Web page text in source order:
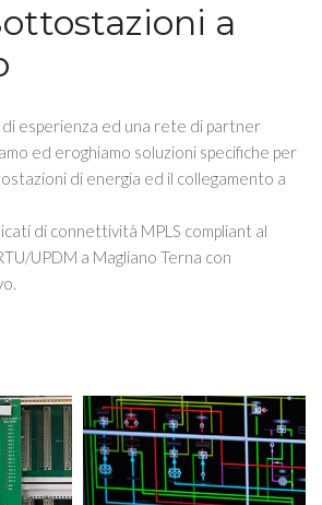
a
esperienza ed una rete di partner
ed eroghiamo soluzioni specifiche per
di energia ed il collegamento a
di connettività MPLS compliant al
UPDM a Magliano Terna con